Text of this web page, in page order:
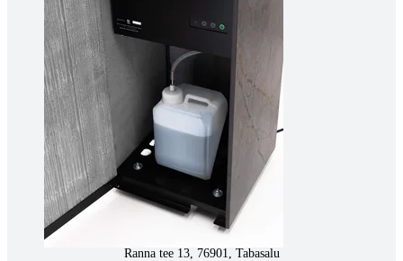
Tartus kivi töötlemine
Tähe 127E, Tartu
(+372) 747 7107
vaino@raidkivi.ee
E-R 09:00–17:00
Tabasalus kamina ladu
Ranna tee 13, 76901, Tabasalu